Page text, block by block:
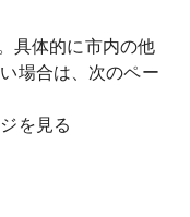
具体的に市内の他
場合は、次のペー
を見る